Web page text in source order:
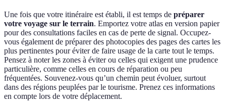
Une fois que votre itinéraire est établi, il est temps de préparer
votre voyage sur le terrain. Emportez votre atlas en version papier
pour des consultations faciles en cas de perte de signal. Occupez-
vous également de préparer des photocopies des pages des cartes les
plus pertinentes pour éviter de faire usage de la carte tout le temps.
Pensez à noter les zones à éviter ou celles qui exigent une prudence
particulière, comme celles en cours de réparation ou peu
fréquentées. Souvenez-vous qu’un chemin peut évoluer, surtout
dans des régions peuplées par le tourisme. Prenez ces informations
en compte lors de votre déplacement.